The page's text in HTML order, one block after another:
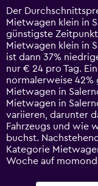
14
categories.
The
chart
has
1
Y
axis
displaying
values.
Range:
0
to
120.
Der
Mietwagen klein in
günstigste
Mietwagen klein in
ist dann 37%
nur € 24 pro Tag.
normalerweise
Mietwagen in
Mietwagen in
variieren, darunter
Fahrzeugs und wie
buchst.
Kategorie
Woche auf